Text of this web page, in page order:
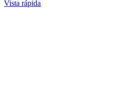
Vista rápida